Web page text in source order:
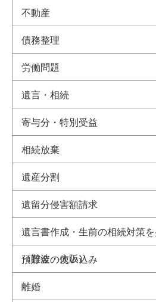
不動産
債務整理
労働問題
遺言・相続
寄与分・特別受益
相続放棄
遺産分割
遺留分侵害額請求
遺言書作成・生前の相続対策
（難波・大阪）
預貯金の使い込み
離婚